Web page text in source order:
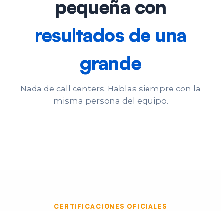
pequeña con
resultados de una
grande
Nada de call centers. Hablas siempre con la
misma persona del equipo.
CERTIFICACIONES OFICIALES